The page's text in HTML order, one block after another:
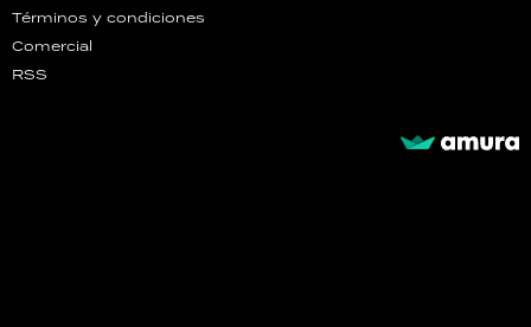
Términos y condiciones
Comercial
RSS